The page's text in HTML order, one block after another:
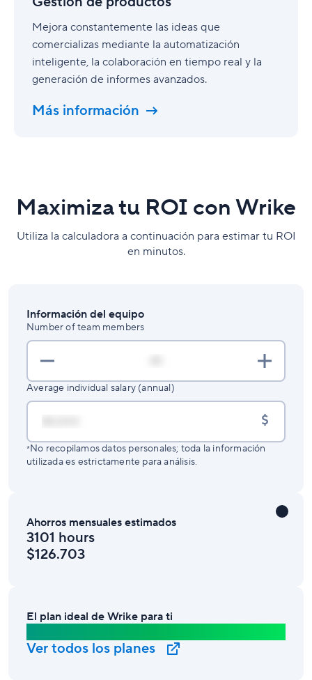
Mejora constantemente las ideas que
comercializas mediante la automatización
inteligente, la colaboración en tiempo real y la
generación de informes avanzados.
Más información
Maximiza tu ROI con Wrike
Utiliza la calculadora a continuación para estimar tu ROI
en minutos.
Información del equipo
Number of team members
Average individual salary (annual)
$
*No recopilamos datos personales; toda la información
utilizada es estrictamente para análisis.
Ahorros mensuales estimados
3101 hours
$126.703
El plan ideal de Wrike para ti
Ver todos los planes